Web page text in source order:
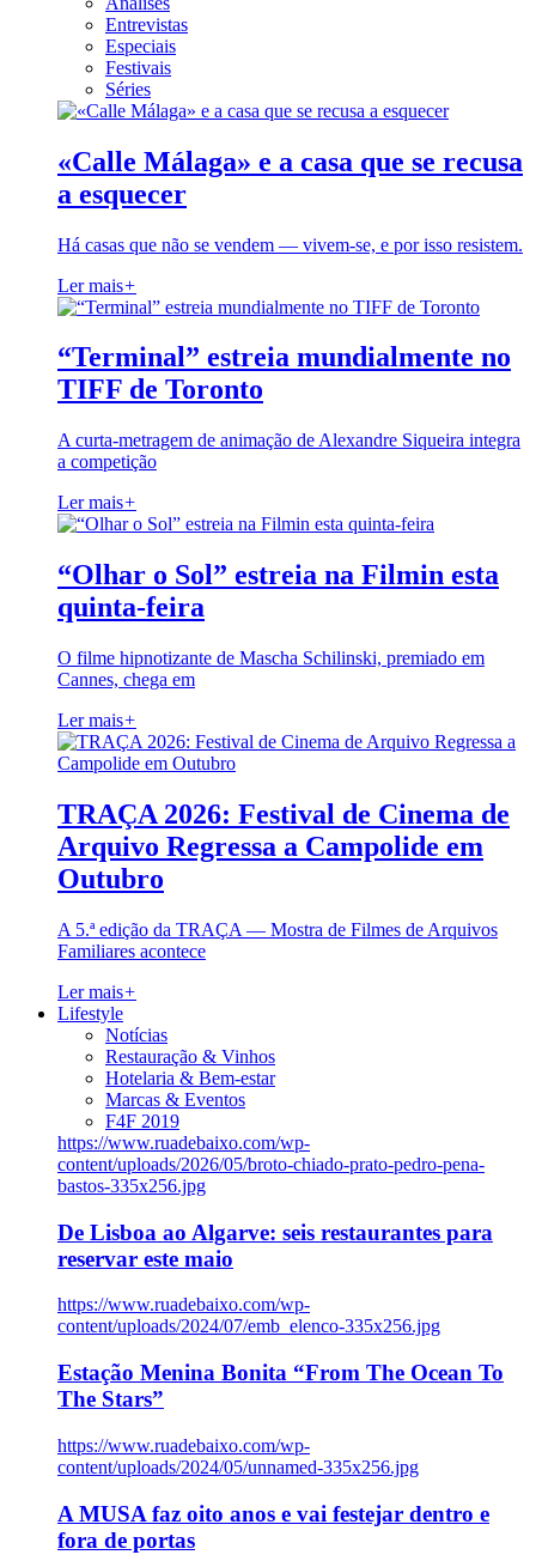
Entrevistas
Especiais
Festivais
Séries
«Calle Málaga» e a casa que se recusa
a esquecer
Há casas que não se vendem — vivem-se, e por isso resistem.
Ler mais+
“Terminal” estreia mundialmente no
TIFF de Toronto
A curta-metragem de animação de Alexandre Siqueira integra
a competição
Ler mais+
“Olhar o Sol” estreia na Filmin esta
quinta-feira
O filme hipnotizante de Mascha Schilinski, premiado em
Cannes, chega em
Ler mais+
TRAÇA 2026: Festival de Cinema de
Arquivo Regressa a Campolide em
Outubro
A 5.ª edição da TRAÇA — Mostra de Filmes de Arquivos
Familiares acontece
Ler mais+
Lifestyle
Notícias
Restauração & Vinhos
Hotelaria & Bem-estar
Marcas & Eventos
F4F 2019
https://www.ruadebaixo.com/wp-
content/uploads/2026/05/broto-chiado-prato-pedro-pena-
bastos-335x256.jpg
De Lisboa ao Algarve: seis restaurantes para
reservar este maio
https://www.ruadebaixo.com/wp-
content/uploads/2024/07/emb_elenco-335x256.jpg
Estação Menina Bonita “From The Ocean To
The Stars”
https://www.ruadebaixo.com/wp-
content/uploads/2024/05/unnamed-335x256.jpg
A MUSA faz oito anos e vai festejar dentro e
fora de portas